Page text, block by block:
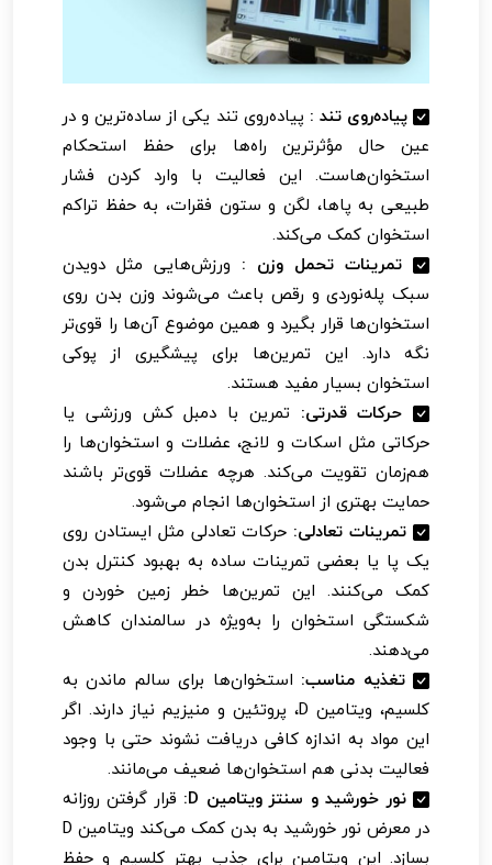
پیاده‌روی تند : پیاده‌روی تند یکی از ساده‌ترین و در
عین حال مؤثرترین راه‌ها برای حفظ استحکام
استخوان‌هاست. این فعالیت با وارد کردن فشار
طبیعی به پاها، لگن و ستون فقرات، به حفظ تراکم
استخوان کمک می‌کند.
تمرینات تحمل وزن : ورزش‌هایی مثل دویدن
سبک پله‌نوردی و رقص باعث می‌شوند وزن بدن روی
استخوان‌ها قرار بگیرد و همین موضوع آن‌ها را قوی‌تر
نگه دارد. این تمرین‌ها برای پیشگیری از پوکی
استخوان بسیار مفید هستند.
حرکات قدرتی: تمرین با دمبل کش ورزشی یا
حرکاتی مثل اسکات و لانج، عضلات و استخوان‌ها را
هم‌زمان تقویت می‌کند. هرچه عضلات قوی‌تر باشند
حمایت بهتری از استخوان‌ها انجام می‌شود.
تمرینات تعادلی: حرکات تعادلی مثل ایستادن روی
یک پا یا بعضی تمرینات ساده به بهبود کنترل بدن
کمک می‌کنند. این تمرین‌ها خطر زمین خوردن و
شکستگی استخوان را به‌ویژه در سالمندان کاهش
می‌دهند.
تغذیه مناسب: استخوان‌ها برای سالم ماندن به
کلسیم، ویتامین D، پروتئین و منیزیم نیاز دارند. اگر
این مواد به اندازه کافی دریافت نشوند حتی با وجود
فعالیت بدنی هم استخوان‌ها ضعیف می‌مانند.
نور خورشید و سنتز ویتامین D:
قرار گرفتن روزانه
در معرض نور خورشید به بدن کمک می‌کند ویتامین D
بسازد. این ویتامین برای جذب بهتر کلسیم و حفظ